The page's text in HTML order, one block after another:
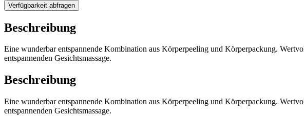
Verfügbarkeit abfragen
Beschreibung
Eine wunderbar entspannende Kombination aus Körperpeeling und Körperpackung.
entspannenden Gesichtsmassage.
Beschreibung
Eine wunderbar entspannende Kombination aus Körperpeeling und Körperpackung.
entspannenden Gesichtsmassage.